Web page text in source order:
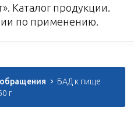
Каталог продукции.
по применению.
БАД к пище
г